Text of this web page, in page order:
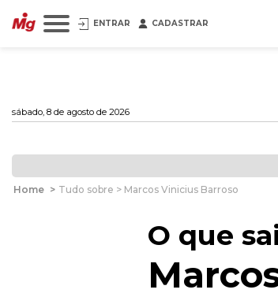
ENTRAR CADASTRAR
sábado, 8 de agosto de 2026
Home > Tudo sobre > Marcos Vinicius Barroso
O que